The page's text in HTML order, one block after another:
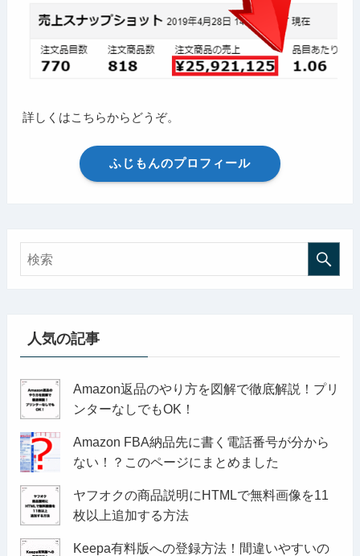
詳しくはこちらからどうぞ。
ふじもんのプロフィール
人気の記事
Amazon返品のやり方を図解で徹底解説！プリ
ンターなしでもOK！
Amazon FBA納品先に書く電話番号が分から
ない！？このページにまとめました
ヤフオクの商品説明にHTMLで無料画像を11
枚以上追加する方法
Keepa有料版への登録方法！間違いやすいの